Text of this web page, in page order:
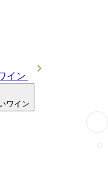
イン
ワイン